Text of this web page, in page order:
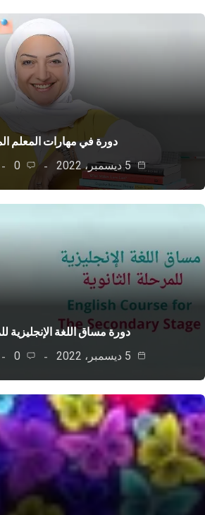
دورة في مهارات المعلم المتميز
0
813
دورة مساق اللغة الإنجليزية للمرحلة…
0
813